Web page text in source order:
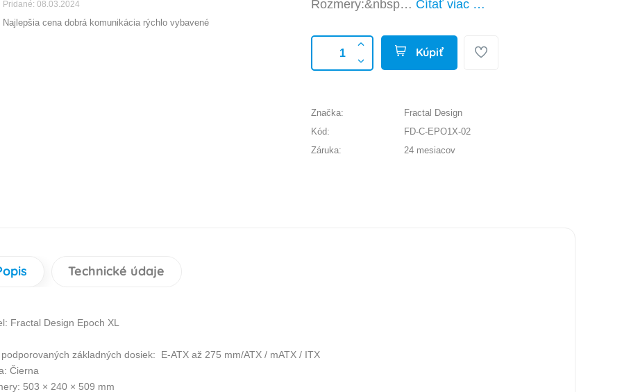
Pridané: 08.03.2024
Najlepšia cena dobrá komunikácia rýchlo vybavené
Rozmery:&nbsp… Čítať viac …
Kúpiť
Značka:
Fractal Design
Kód:
FD-C-EPO1X-02
Záruka:
24 mesiacov
Technické údaje
Fractal Design Epoch XL
základných dosiek: E-ATX až 275 mm/ATX / mATX / ITX
Čierna
503 × 240 × 509 mm